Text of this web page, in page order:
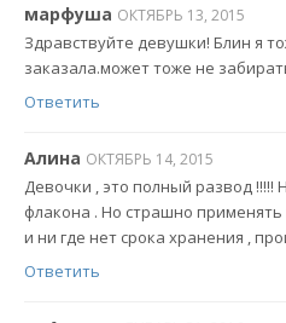
марфуша ОКТЯБРЬ 13, 2015
Здравствуйте девушки! Блин я
заказала.может тоже не
Ответить
Алина ОКТЯБРЬ 14, 2015
Девочки , это полный развод !!!!!
флакона . Но страшно применять
и ни где нет срока хранения ,
Ответить